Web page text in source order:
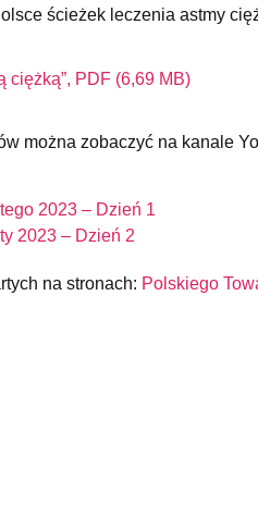
ścieżek leczenia astmy
ciężką”, PDF (6,69 MB)
można zobaczyć na kanale
2023 – Dzień 1
2023 – Dzień 2
na stronach: Polskiego